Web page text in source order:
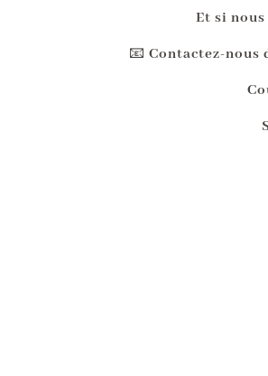
Et si
📧 Contactez-nous